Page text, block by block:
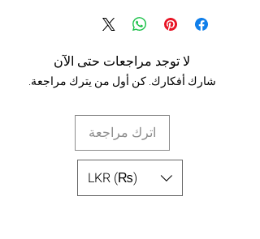
لا توجد مراجعات حتى الآن
شارك أفكارك. كن أول من يترك مراجعة.
اترك مراجعة
LKR (₨)